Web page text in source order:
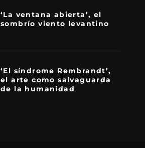
‘La ventana abierta’, el
sombrío viento levantino
‘El síndrome Rembrandt’,
el arte como salvaguarda
de la humanidad